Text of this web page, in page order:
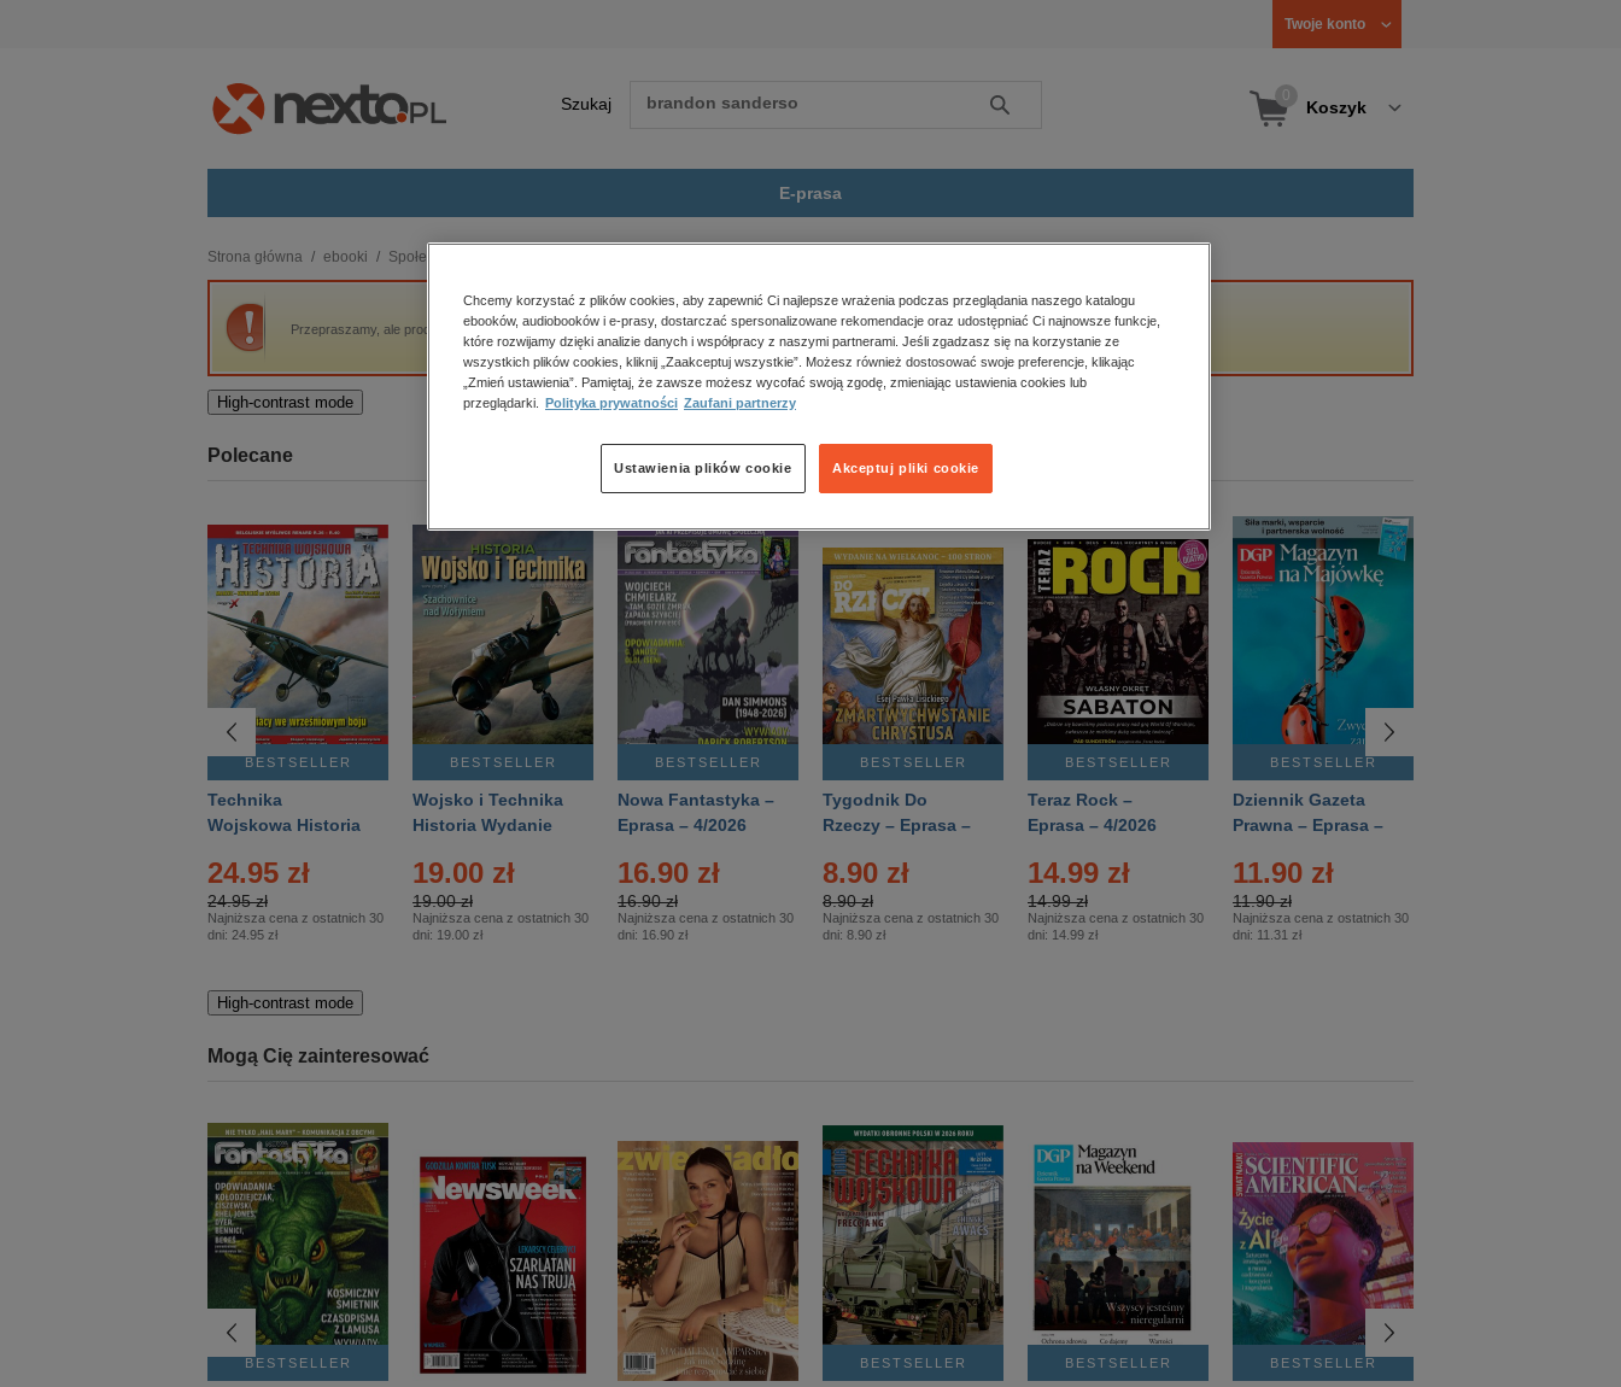
Twoje konto
Szukaj Szukaj Koszyk
E-prasa
budownictwo, aranżacja wnętrz
biznesowe, branżowe, gospodarka
darmowe wydania
edukacja
kobiece, lifestyle, kultura
polityka, społeczno-informacyjne
psychologiczne
inne
popularno-naukowe
historia
zdrowie
religie
Strona główna ebooki Społeczeństwo
Przepraszamy, ale produkt „Bliżej ludzi. Społeczno - edukacyjne działania Policji na rzecz bezpieczeństwa” nie jest dostępny.
High-contrast mode
Polecane
BESTSELLER
Technika
Wojskowa Historia
24.95 zł
24.95 zł
Najniższa cena z ostatnich 30
dni: 24.95 zł
BESTSELLER
Wojsko i Technika
Historia Wydanie
– 2/2026
19.00 zł
19.00 zł
Najniższa cena z ostatnich 30
dni: 19.00 zł
BESTSELLER
Nowa Fantastyka –
Eprasa – 4/2026
16.90 zł
16.90 zł
Najniższa cena z ostatnich 30
dni: 16.90 zł
BESTSELLER
Tygodnik Do
Rzeczy – Eprasa –
8.90 zł
8.90 zł
Najniższa cena z ostatnich 30
dni: 8.90 zł
BESTSELLER
Teraz Rock –
Eprasa – 4/2026
14.99 zł
14.99 zł
Najniższa cena z ostatnich 30
dni: 14.99 zł
BESTSELLER
Dziennik Gazeta
Prawna – Eprasa –
11.90 zł
11.90 zł
Najniższa cena z ostatnich 30
dni: 11.31 zł
High-contrast mode
Mogą Cię zainteresować
BESTSELLER BESTSELLER BESTSELLER BESTSELLER
Chcemy korzystać z plików cookies, aby zapewnić Ci najlepsze wrażenia podczas przeglądania naszego katalogu
ebooków, audiobooków i e-prasy, dostarczać spersonalizowane rekomendacje oraz udostępniać Ci najnowsze funkcje,
które rozwijamy dzięki analizie danych i współpracy z naszymi partnerami. Jeśli zgadzasz się na korzystanie ze
wszystkich plików cookies, kliknij „Zaakceptuj wszystkie”. Możesz również dostosować swoje preferencje, klikając
„Zmień ustawienia”. Pamiętaj, że zawsze możesz wycofać swoją zgodę, zmieniając ustawienia cookies lub
przeglądarki.
Polityka prywatności Zaufani partnerzy
Akceptuj pliki cookie
Ustawienia plików cookie